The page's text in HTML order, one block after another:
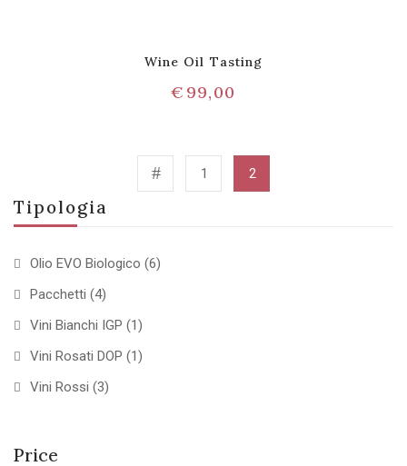
Tipologia
Olio EVO Biologico (6)
Pacchetti (4)
Vini Bianchi IGP (1)
Vini Rosati DOP (1)
Vini Rossi (3)
Price
Wine Oil Tasting
€ 99,00
1 2